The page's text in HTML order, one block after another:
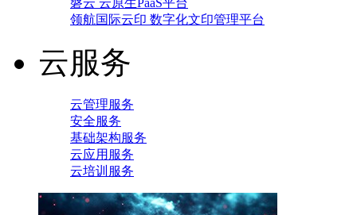
磐云 云原生PaaS平台
领航国际云印 数字化文印管理平台
云服务
云管理服务
安全服务
基础架构服务
云应用服务
云培训服务